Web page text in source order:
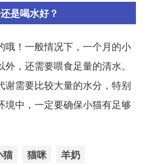
是喝水好？
哦！一般情况下，一个月的小
，还需要喂食足量的清水。
谢需要比较大量的水分，特别
境中，一定要确保小猫有足够
猫 猫咪 羊奶